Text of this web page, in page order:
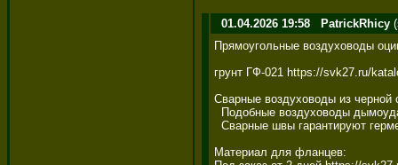
01.04.2026 19:58 PatrickRhicy
Прямоугольные воздуховоды
грунт ГФ-021 https://svk27.ru/
Сварные воздуховоды из черной
Подобные воздуховоды
Сварные швы гарантируют
Материал для фланцев: